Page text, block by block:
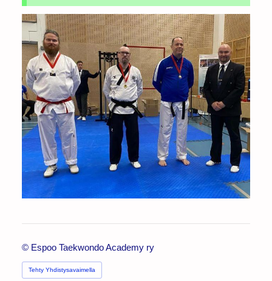
© Espoo Taekwondo Academy ry
Tehty Yhdistysavaimella